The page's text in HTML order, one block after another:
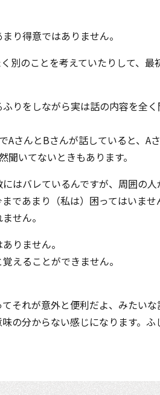
り得意ではありません。
別のことを考えていたりして、最
りをしながら実は話の内容を全
AさんとBさんが話していると、A
いてないときもあります。
はバレているんですが、周囲の
であまり（私は）困ってはいませ
せん。
りません。
えることができません。
それが意外と便利だよ、みたいな
の分からない感じになります。ふ